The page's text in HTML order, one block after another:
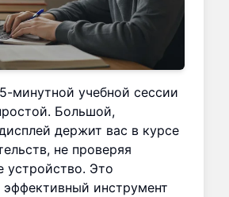
минутной учебной сессии
Большой,
держит вас в курсе
не проверяя
устройство. Это
инструмент